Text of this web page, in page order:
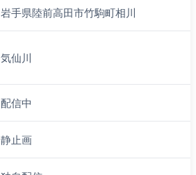
岩手県陸前高田市竹駒町相川
気仙川
配信中
静止画